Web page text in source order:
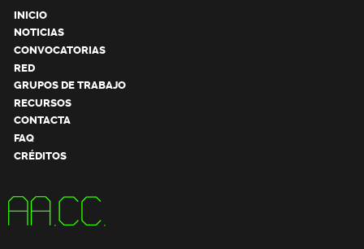
INICIO
NOTICIAS
CONVOCATORIAS
RED
GRUPOS DE TRABAJO
RECURSOS
CONTACTA
FAQ
CRÉDITOS